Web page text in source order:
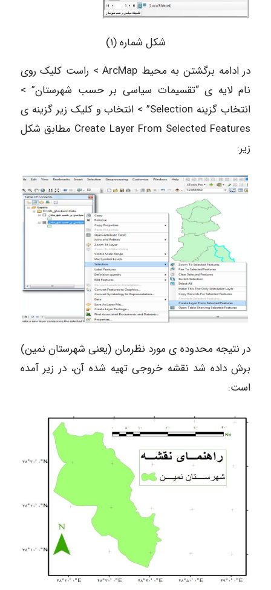
شکل شماره (۱)
در ادامه برگشتن به محیط ArcMap > راست کلیک روی
نام لایه ی “تقسیمات سیاسی بر حسب شهرستان” >
انتخاب گزینه Selection” > انتخاب و کلیک زیر گزینه ى
Create Layer From Selected Features مطابق شکل
زیر:
در نتیجه محدوده ی مورد نظرمان (یعنی شهرستان نمین)
برش داده شد نقشه خروجی تهیه شده آن، در زیر آمده
است: